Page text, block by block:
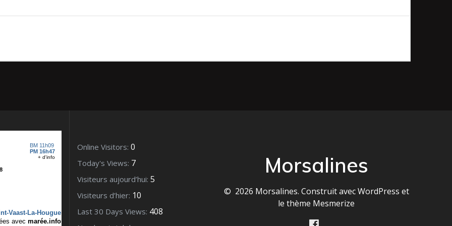
Online Visitors: 0
Today's Views: 7
Visiteurs aujourd’hui: 5
Visiteurs d’hier: 10
Last 30 Days Views: 408
Morsalines
© 2026 Morsalines. Construit avec WordPress et
lethème Mesmerize